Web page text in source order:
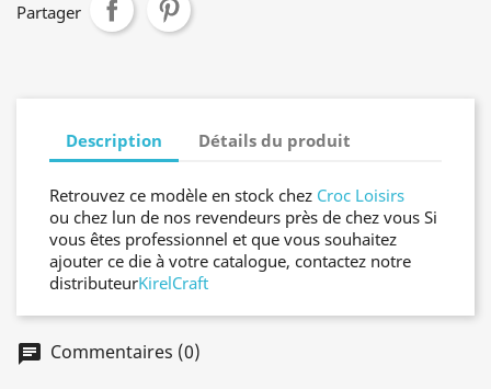
Partager
Description Détails du produit
Retrouvez ce modèle en stock chez Croc Loisirs
ou chez lun de nos revendeurs près de chez vous Si
vous êtes professionnel et que vous souhaitez
ajouter ce die à votre catalogue, contactez notre
distributeurKirelCraft
chat Commentaires (0)